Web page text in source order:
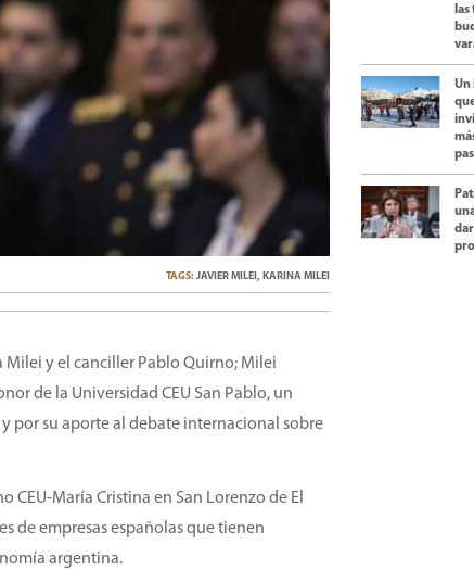
TAGS:JAVIER MILEI,KARINA MILEI
Milei y el canciller Pablo Quirno; Milei
de la Universidad CEU San Pablo, un
por su aporte al debate internacional sobre
CEU-María Cristina en San Lorenzo de El
de empresas españolas que tienen
argentina.
Un